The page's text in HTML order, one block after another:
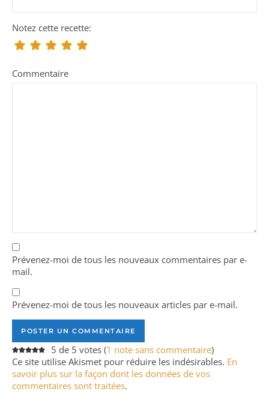
Notez cette recette:
Commentaire
Prévenez-moi de tous les nouveaux commentaires par e-
mail.
Prévenez-moi de tous les nouveaux articles par e-mail.
5 de 5 votes (1 note sans commentaire)
Ce site utilise Akismet pour réduire les indésirables. En
savoir plus sur la façon dont les données de vos
commentaires sont traitées.